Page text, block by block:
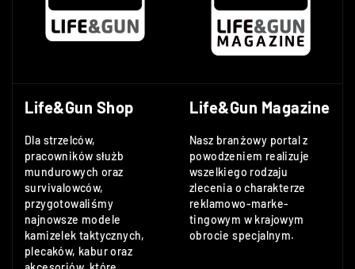
LIFEGUN.PL
AUTORYZOWANY DYSTRYBUTOR
Sklep
to pewny dystrybutor
marki
. Zyskujesz pewnosc
legalnego pochodzenia sprzetu oraz pelne
wsparcie.
Life&Gun Shop
Dla strzelców,
pracowników służb
mundurowych oraz
survivalowców,
przygotowaliśmy
najnowsze modele
kamizelek taktycznych,
plecaków, kabur oraz
Life&Gun Magazine
Nasz branżowy portal z
powodzeniem realizuje
wszelkiego rodzaju
zlecenia o charakterze
reklamowo-marke-
tingowym w krajowym
obrocie specjalnym.